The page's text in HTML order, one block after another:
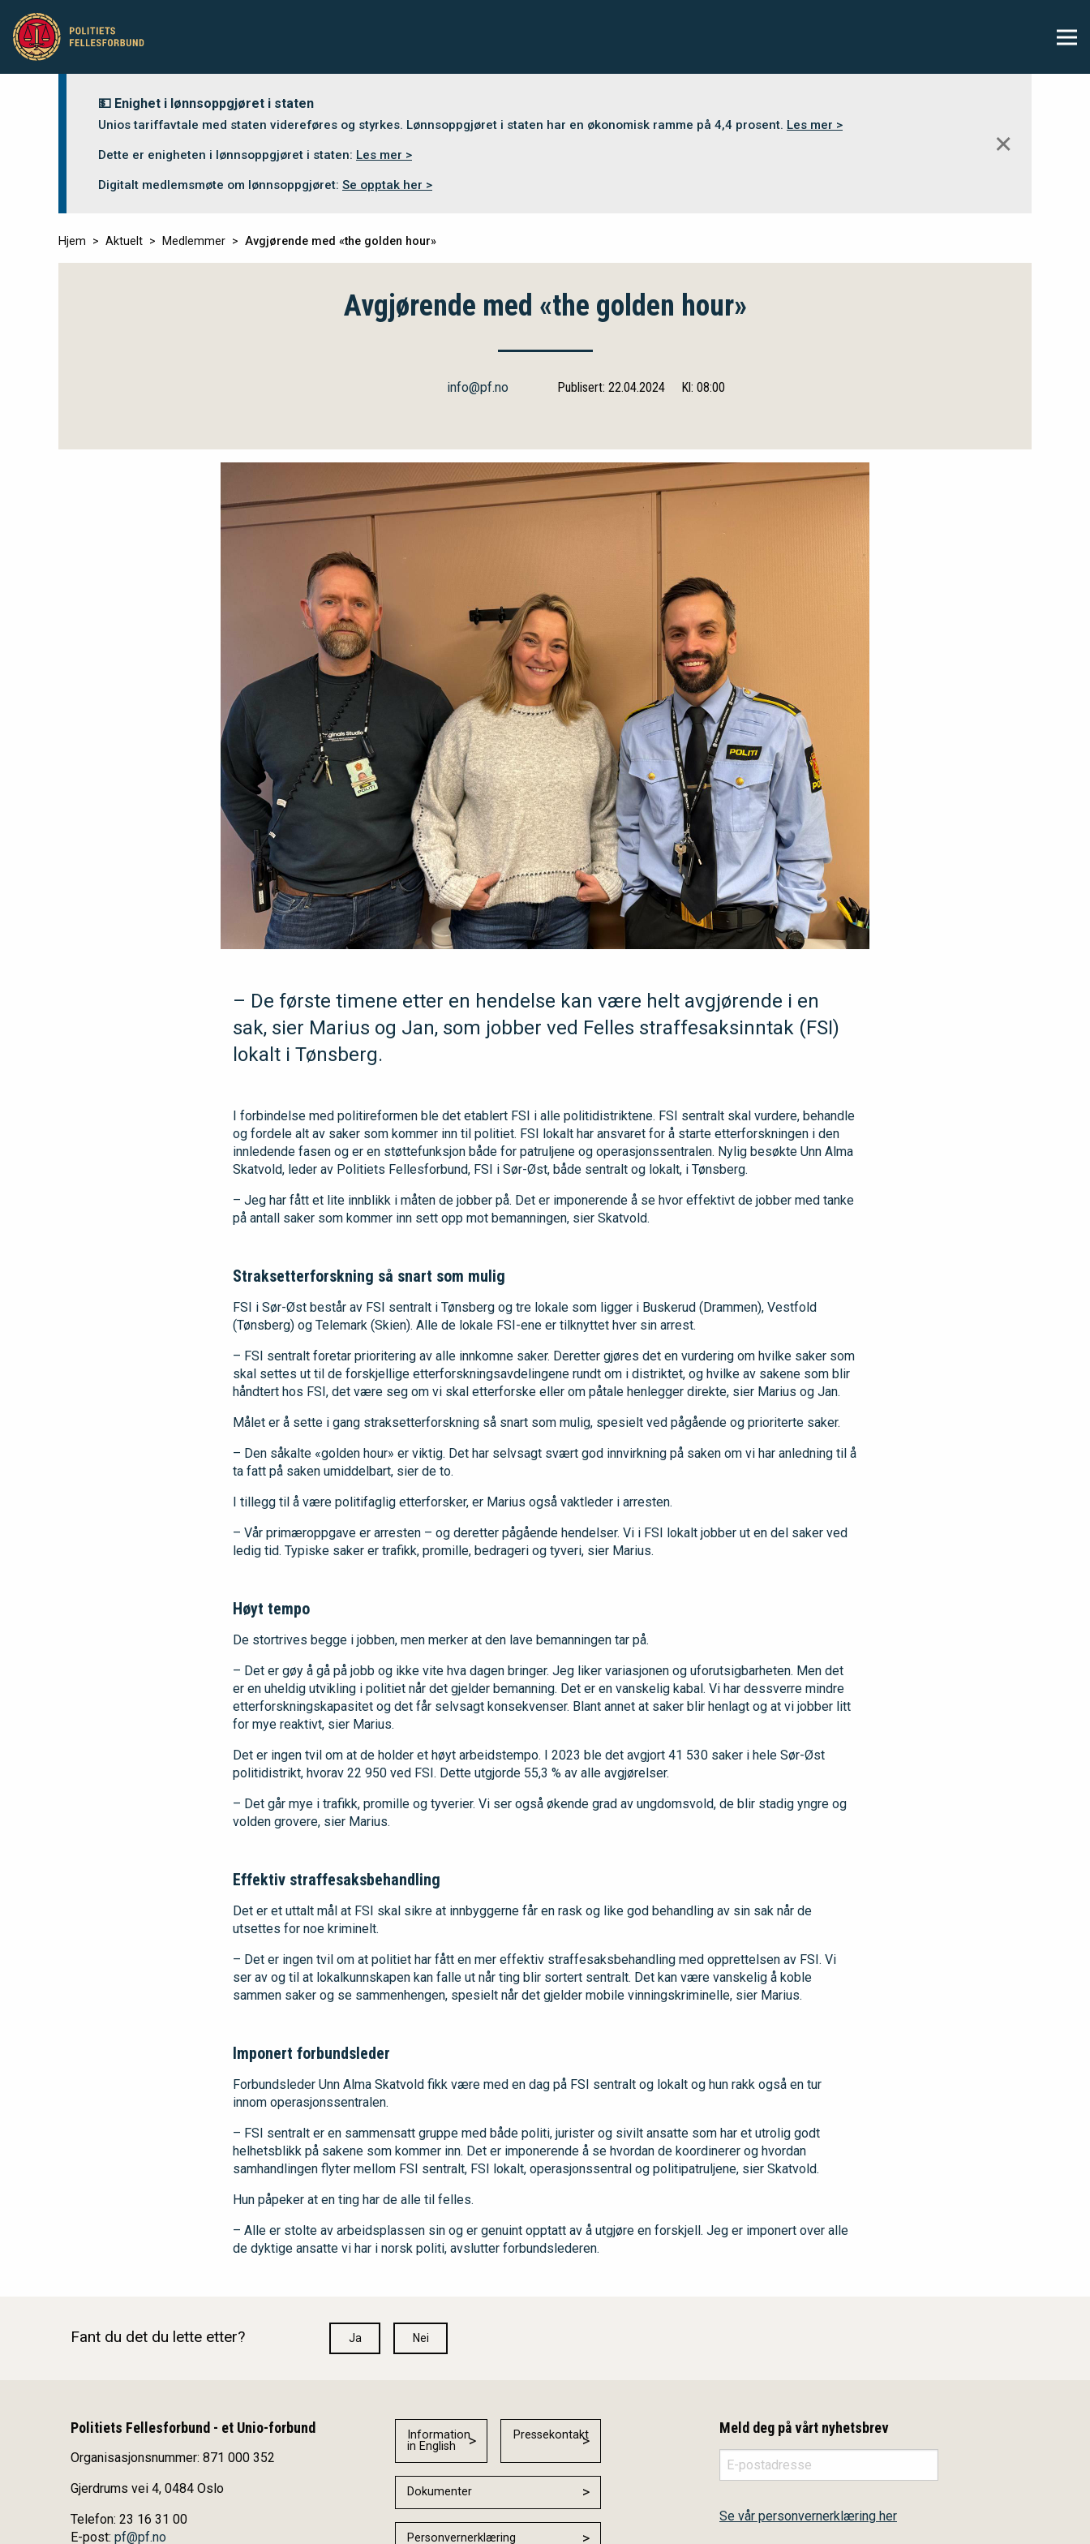
💵 Enighet i lønnsoppgjøret i staten
Unios tariffavtale med staten videreføres og styrkes. Lønnsoppgjøret i staten har en økonomisk ramme på 4,4 prosent. Les mer >
Dette er enigheten i lønnsoppgjøret i staten: Les mer >
Digitalt medlemsmøte om lønnsoppgjøret: Se opptak her >
✕
Hjem Aktuelt Medlemmer Avgjørende med «the golden hour»
Avgjørende med «the golden hour»
info@pf.no Publisert: 22.04.2024 Kl: 08:00
– De første timene etter en hendelse kan være helt avgjørende i en
sak, sier Marius og Jan, som jobber ved Felles straffesaksinntak (FSI)
lokalt i Tønsberg.
I forbindelse med politireformen ble det etablert FSI i alle politidistriktene. FSI sentralt skal vurdere, behandle
og fordele alt av saker som kommer inn til politiet. FSI lokalt har ansvaret for å starte etterforskningen i den
innledende fasen og er en støttefunksjon både for patruljene og operasjonssentralen. Nylig besøkte Unn Alma
Skatvold, leder av Politiets Fellesforbund, FSI i Sør-Øst, både sentralt og lokalt, i Tønsberg.
– Jeg har fått et lite innblikk i måten de jobber på. Det er imponerende å se hvor effektivt de jobber med tanke
på antall saker som kommer inn sett opp mot bemanningen, sier Skatvold.
Straksetterforskning så snart som mulig
FSI i Sør-Øst består av FSI sentralt i Tønsberg og tre lokale som ligger i Buskerud (Drammen), Vestfold
(Tønsberg) og Telemark (Skien). Alle de lokale FSI-ene er tilknyttet hver sin arrest.
– FSI sentralt foretar prioritering av alle innkomne saker. Deretter gjøres det en vurdering om hvilke saker som
skal settes ut til de forskjellige etterforskningsavdelingene rundt om i distriktet, og hvilke av sakene som blir
håndtert hos FSI, det være seg om vi skal etterforske eller om påtale henlegger direkte, sier Marius og Jan.
Målet er å sette i gang straksetterforskning så snart som mulig, spesielt ved pågående og prioriterte saker.
– Den såkalte «golden hour» er viktig. Det har selvsagt svært god innvirkning på saken om vi har anledning til å
ta fatt på saken umiddelbart, sier de to.
I tillegg til å være politifaglig etterforsker, er Marius også vaktleder i arresten.
– Vår primæroppgave er arresten – og deretter pågående hendelser. Vi i FSI lokalt jobber ut en del saker ved
ledig tid. Typiske saker er trafikk, promille, bedrageri og tyveri, sier Marius.
Høyt tempo
De stortrives begge i jobben, men merker at den lave bemanningen tar på.
– Det er gøy å gå på jobb og ikke vite hva dagen bringer. Jeg liker variasjonen og uforutsigbarheten. Men det
er en uheldig utvikling i politiet når det gjelder bemanning. Det er en vanskelig kabal. Vi har dessverre mindre
etterforskningskapasitet og det får selvsagt konsekvenser. Blant annet at saker blir henlagt og at vi jobber litt
for mye reaktivt, sier Marius.
Det er ingen tvil om at de holder et høyt arbeidstempo. I 2023 ble det avgjort 41 530 saker i hele Sør-Øst
politidistrikt, hvorav 22 950 ved FSI. Dette utgjorde 55,3 % av alle avgjørelser.
– Det går mye i trafikk, promille og tyverier. Vi ser også økende grad av ungdomsvold, de blir stadig yngre og
volden grovere, sier Marius.
Effektiv straffesaksbehandling
Det er et uttalt mål at FSI skal sikre at innbyggerne får en rask og like god behandling av sin sak når de
utsettes for noe kriminelt.
– Det er ingen tvil om at politiet har fått en mer effektiv straffesaksbehandling med opprettelsen av FSI. Vi
ser av og til at lokalkunnskapen kan falle ut når ting blir sortert sentralt. Det kan være vanskelig å koble
sammen saker og se sammenhengen, spesielt når det gjelder mobile vinningskriminelle, sier Marius.
Imponert forbundsleder
Forbundsleder Unn Alma Skatvold fikk være med en dag på FSI sentralt og lokalt og hun rakk også en tur
innom operasjonssentralen.
– FSI sentralt er en sammensatt gruppe med både politi, jurister og sivilt ansatte som har et utrolig godt
helhetsblikk på sakene som kommer inn. Det er imponerende å se hvordan de koordinerer og hvordan
samhandlingen flyter mellom FSI sentralt, FSI lokalt, operasjonssentral og politipatruljene, sier Skatvold.
Hun påpeker at en ting har de alle til felles.
– Alle er stolte av arbeidsplassen sin og er genuint opptatt av å utgjøre en forskjell. Jeg er imponert over alle
de dyktige ansatte vi har i norsk politi, avslutter forbundslederen.
Fant du det du lette etter? Ja Nei
Politiets Fellesforbund - et Unio-forbund
Organisasjonsnummer: 871 000 352
Gjerdrums vei 4, 0484 Oslo
Telefon: 23 16 31 00
E-post: pf@pf.no
Information
in English
Pressekontakt
Dokumenter
Personvernerklæring
Meld deg på vårt nyhetsbrev
Se vår personvernerklæring her